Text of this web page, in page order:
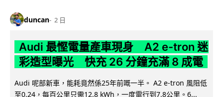
duncan 2 日
Audi 最慳電量產車現身 A2 e-tron 迷
彩造型曝光 快充 26 分鐘充滿 8 成電
Audi 呢部新車，能耗竟然係25年前嘅一半。 A2 e-tron 風阻低
至0.24，每百公里只需12.8 kWh，一度電行到7.8公里。6...